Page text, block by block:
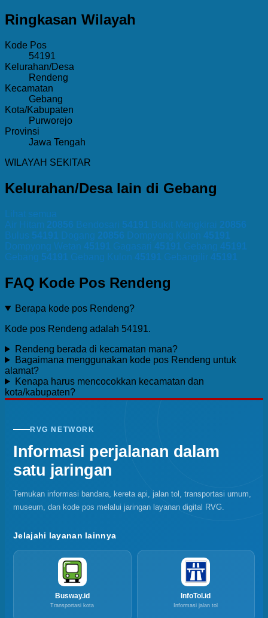
Ringkasan Wilayah
Kode Pos
54191
Kelurahan/Desa
Rendeng
Kecamatan
Gebang
Kota/Kabupaten
Purworejo
Provinsi
Jawa Tengah
WILAYAH SEKITAR
Kelurahan/Desa lain di Gebang
Lihat semua
Air Hitam 20856 Bendosari 54191 Bukit Mengkirai 20856
Bulus 54191 Dogang 20856 Dompyong Kulon 45191
Dompyong Wetan 45191 Gagasari 45191 Gebang 45191
Gebang 54191 Gebang Kulon 45191 Gebangilir 45191
FAQ Kode Pos Rendeng
Berapa kode pos Rendeng?
Kode pos Rendeng adalah 54191.
Rendeng berada di kecamatan mana?
Bagaimana menggunakan kode pos Rendeng untuk
alamat?
Kenapa harus mencocokkan kecamatan dan
kota/kabupaten?
RVG NETWORK
Informasi perjalanan dalam
satu jaringan
Temukan informasi bandara, kereta api, jalan tol, transportasi umum,
museum, dan kode pos melalui jaringan layanan digital RVG.
Jelajahi layanan lainnya
Busway.id
Transportasi kota
InfoTol.id
Informasi jalan tol